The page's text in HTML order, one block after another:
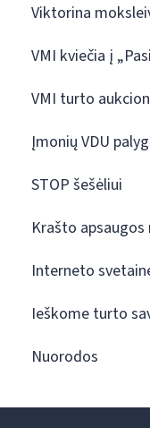
Viktorina
VMI kviečia į
VMI turto
Įmonių VDU
STOP šešėliui
Krašto
Interneto
Ieškome turto
Nuorodos